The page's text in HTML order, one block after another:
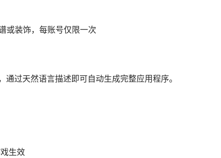
或装饰，每账号仅限一次
过天然语言描述即可自动生成完整应用程序。
生效